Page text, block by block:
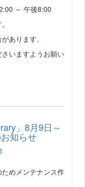
～ 午後8:00
あります。
いますようお願い
」8月9日～
知らせ
めメンテナンス作